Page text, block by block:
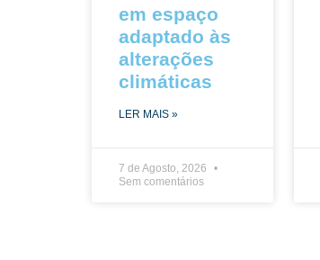
em espaço
adaptado às
alterações
climáticas
LER MAIS »
7 de Agosto, 2026
Sem comentários